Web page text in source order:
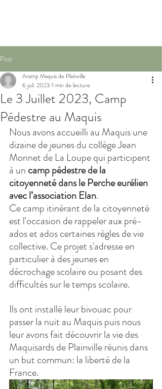
Post
Le 3 Juillet 2023, Camp
Pédestre au Maquis
Aramp Maquis de Plainville
6 juil. 2023 1 min de lecture
Nous avons accueilli au Maquis une
dizaine de jeunes du collège Jean
Monnet de La Loupe qui participent
à un camp pédestre de la
citoyenneté dans le Perche eurélien
avec l’association Elan.
Ce camp itinérant de la citoyenneté
est l'occasion de rappeler aux pré-
ados et ados certaines règles de vie
collective. Ce projet s'adresse en
particulier à des jeunes en
décrochage scolaire ou posant des
difficultés sur le temps scolaire.
Ils ont installé leur bivouac pour
passer la nuit au Maquis puis nous
leur avons fait découvrir la vie des
Maquisards de Plainville réunis dans
un but commun: la liberté de la
France.